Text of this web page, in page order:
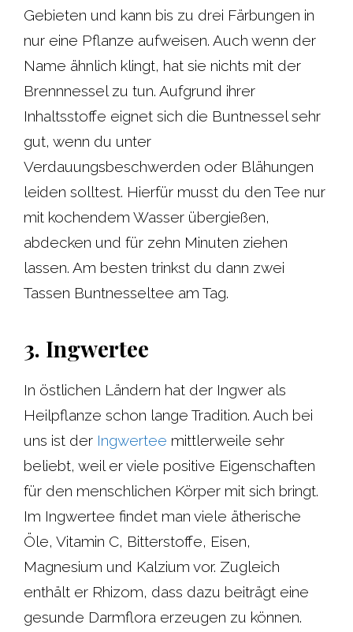
Gebieten und kann bis zu drei Färbungen in
nur eine Pflanze aufweisen. Auch wenn der
Name ähnlich klingt, hat sie nichts mit der
Brennnessel zu tun. Aufgrund ihrer
Inhaltsstoffe eignet sich die Buntnessel sehr
gut, wenn du unter
Verdauungsbeschwerden oder Blähungen
leiden solltest. Hierfür musst du den Tee nur
mit kochendem Wasser übergießen,
abdecken und für zehn Minuten ziehen
lassen. Am besten trinkst du dann zwei
Tassen Buntnesseltee am Tag.
3. Ingwertee
In östlichen Ländern hat der Ingwer als
Heilpflanze schon lange Tradition. Auch bei
uns ist der Ingwertee mittlerweile sehr
beliebt, weil er viele positive Eigenschaften
für den menschlichen Körper mit sich bringt.
Im Ingwertee findet man viele ätherische
Öle, Vitamin C, Bitterstoffe, Eisen,
Magnesium und Kalzium vor. Zugleich
enthält er Rhizom, dass dazu beiträgt eine
gesunde Darmflora erzeugen zu können.